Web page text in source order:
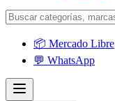
📦 Mercado Libre
💬 WhatsApp